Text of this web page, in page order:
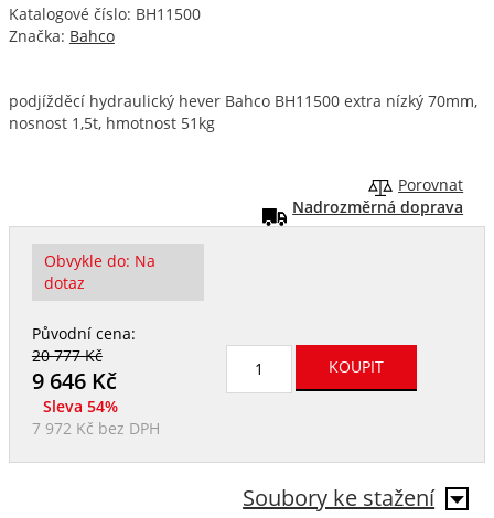
Katalogové číslo: BH11500
Značka: Bahco
podjížděcí hydraulický hever Bahco BH11500 extra nízký 70mm,
nosnost 1,5t, hmotnost 51kg
Porovnat
Nadrozměrná doprava
Obvykle do: Na
dotaz
Původní cena:
20 777 Kč
9 646Kč
Sleva 54%
7 972 Kč bez DPH
Soubory ke stažení